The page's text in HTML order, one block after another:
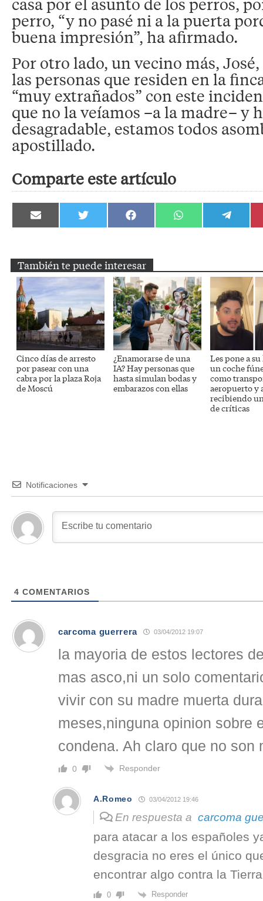
perro, “y no pasé ni a la puerta
buena impresión”, ha afirmado.
Por otro lado, un vecino más,
las personas que residen en la
“muy extrañados” con este
que no la veíamos –a la madre– y
desagradable, estamos todos
apostillado.
Comparte este artículo
Compartir
en
Compartir
en
Compartir
en
Compartir
en
Compartir
en
También te puede interesar
Cinco días de arresto
por pasear con una
cabra por la plaza Roja
de Moscú
¿Enamorarse de una
IA? Hay personas que
hasta simulan bodas y
embarazos con ellas
Les pone a
un coche
como
aeropuerto y
recibiendo
de críticas
Notificaciones
4 COMENTARIOS
carcoma guerrera 03/04/2012 19:07
la mayoria de estos lectores
mas asco,ni un solo
vivir con su madre muerta
meses,ninguna opinion sobre
condena. Ah claro que no son
0 Responder
A.Romeo 03/04/2012 19:46
En respuesta a carcoma
para atacar a los españoles
desgracia no eres el único
encontrar algo contra la
0 Responder